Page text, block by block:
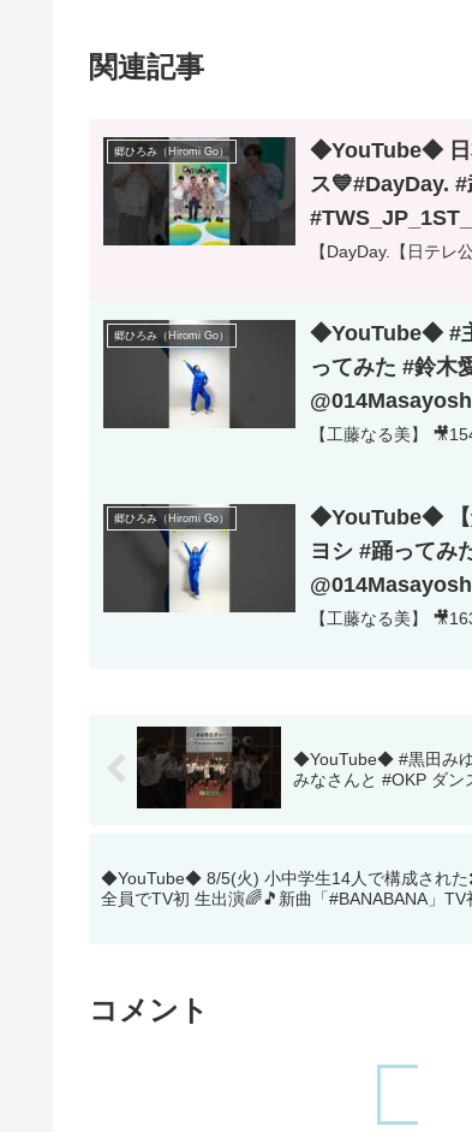
関連記事
郷ひろみ（Hiromi Go）
◆YouTube◆ 日
ス💙#DayDay.
【DayDay.【日テ
郷ひろみ（Hiromi Go）
◆YouTube◆ #
ってみた #鈴木愛理 #空色ユーティリティ #アニメ
【工藤なる美】
郷ひろみ（Hiromi Go）
◆YouTube◆ 【
ヨシ #踊ってみ
【工藤なる美】
◆YouTube◆ #黒田みゆ
みなさんと #OKP ダ
◆YouTube◆ 8/5(火) 小中学生14人で構成された
全員でTV初 生出演🌈🎵新曲「#BANABANA」
コメント